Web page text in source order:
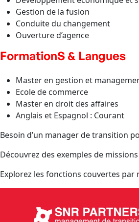
Gestion de la fusion
Conduite du changement
Ouverture d’agence
FormationS & Langues
Master en gestion et
Ecole de commerce
Master en droit des affaires
Anglais et Espagnol : Courant
Besoin d’un manager de transition
Découvrez des exemples de missions
Explorez les fonctions couvertes par